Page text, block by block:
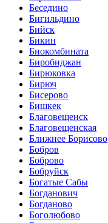
Беседино
Бигильдино
Бийск
Бикин
Биокомбината
Биробиджан
Бирюковка
Бирюч
Бисерово
Бишкек
Благовещенск
Благовещенская
Ближнее Борисово
Бобров
Боброво
Бобруйск
Богатые Сабы
Богданович
Богданово
Боголюбово